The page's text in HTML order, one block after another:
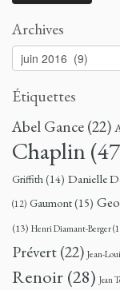
Archives
Archives
Étiquettes
Abel Gance(22)
Chaplin
Griffith(14) Danielle
(12) Gaumont(15)
(13) Henri Diamant-Berger
Prévert(22) Jean-
Renoir (28) Jean